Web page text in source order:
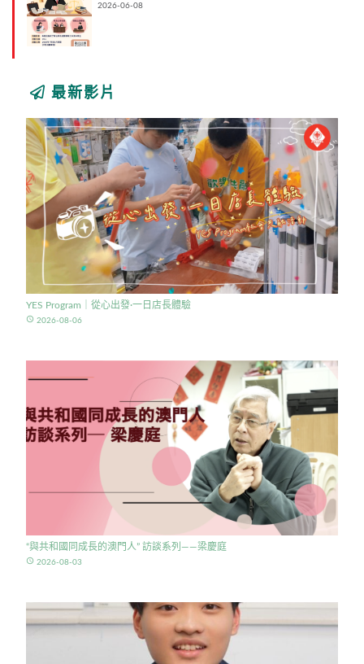
2026-06-08
最新影片
YES Program｜從心出發·一日店長體驗
access_time 2026-08-06
“與共和國同成長的澳門人” 訪談系列——梁慶庭
access_time 2026-08-03